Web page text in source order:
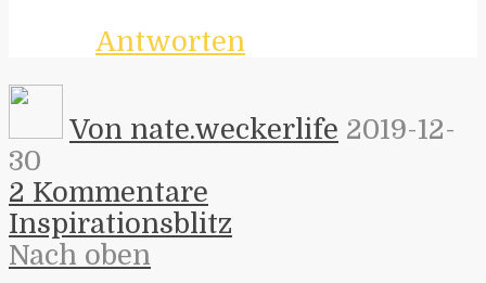
Antworten
Von nate.weckerlife 2019-12-
30
2 Kommentare
Inspirationsblitz
Nach oben